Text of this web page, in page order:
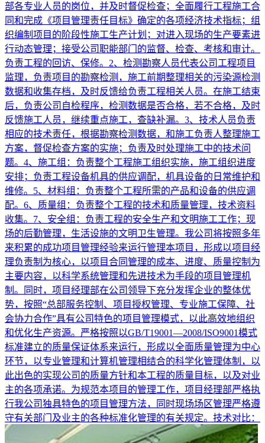
部各专业人员的岗位，并及时督促检查；全面履行工程施工合
同和完成《项目管理责任目标》确定的各项经济技术指标；组
织编制项目的阶段性施工生产计划；对进入现场的生产要素进
行动态管理；接受公司职能部门的监督、检查、考核和审计。
负责工程的回访、保修。2、检测勘察人员代表公司工程项目
监理，负责项目的勘察检测，施工前期整理相关的污染源检测
数据和收集存档，及时反馈给负责工程相关人员。在施工结束
后，负责公司自检程序，检测数据是否合格，若不合格，及时
反馈施工人员，继续重点施工，查缺补漏。3、技术人员负责
相应的技术责任，根据勘察检测数据，和施工负责人整理施工
方案，督促检查方案的实施；负责及时处理施工中的技术问
题。4、施工组：负责整个工程施工组织实施，施工组织进度
安排；负责工程设备机具的供应调配，机具设备的日常维护和
维修。5、材料组：负责整个工程所需的产品和设备的供应调
配。6、质量组：负责整个工程的技术和质量管理，技术资料
收集。7、安全组：负责工程的安全生产和文明施工工作；现
场的后勤管理，生活设施的文明卫生管理。我公司将按照多年
来积累的成功项目管理经验来运行管理本项目，形成以项目经
理负责制为核心，以项目合同管理的成本、进度、质量控制为
主要内容，以科学系统管理和先进技术为手段的项目管理机
制。同时，项目经理部在公司领导下充分发挥企业的整体优
势，按照“总部服务控制、项目授权管理、专业施工保障、社
会协力合作”具有公司特色的项目管理模式，以此高效地组织
和优化生产资源。严格按照以GB/T19001—2008/ISO9001模式
标准建立的质量保证体系来运行，形成以全面质量管理为中心
环节，以专业管理和计算机管理相结合的科学化管理体制，以
此出色的实现公司的质量方针和本工程的质量目标，以及对业
主的各项承诺。为规范本项目的管理工作，项目经理部严格执
行我公司独具特色的项目管理方法，同时现场场区管理严格遵
守有关部门及业主的各种标准化管理的有关规定。技术对比：